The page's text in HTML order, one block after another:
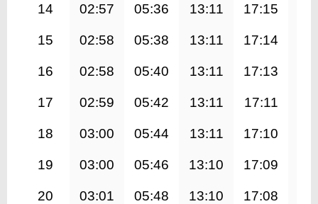
14 02:57 05:36 13:11 17:15
15 02:58 05:38 13:11 17:14
16 02:58 05:40 13:11 17:13
17 02:59 05:42 13:11 17:11
18 03:00 05:44 13:11 17:10
19 03:00 05:46 13:10 17:09
20 03:01 05:48 13:10 17:08